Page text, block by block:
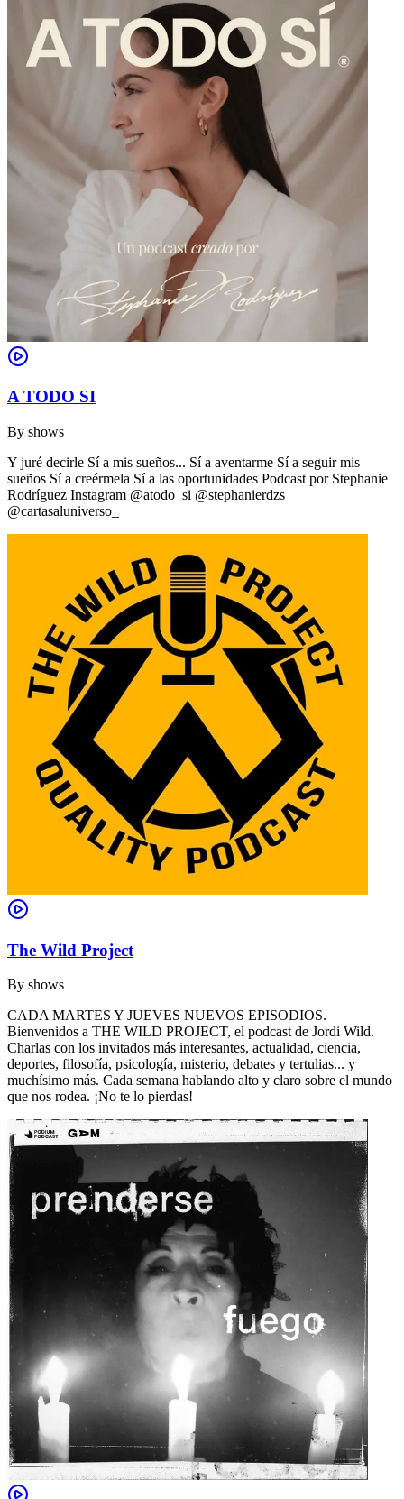
A TODO SI
By shows
Y juré decirle Sí a mis sueños... Sí a aventarme Sí a seguir mis
sueños Sí a creérmela Sí a las oportunidades Podcast por Stephanie
Rodríguez Instagram @atodo_si @stephanierdzs
@cartasaluniverso_
The Wild Project
By shows
CADA MARTES Y JUEVES NUEVOS EPISODIOS.
Bienvenidos a THE WILD PROJECT, el podcast de Jordi Wild.
Charlas con los invitados más interesantes, actualidad, ciencia,
deportes, filosofía, psicología, misterio, debates y tertulias... y
muchísimo más. Cada semana hablando alto y claro sobre el mundo
que nos rodea. ¡No te lo pierdas!